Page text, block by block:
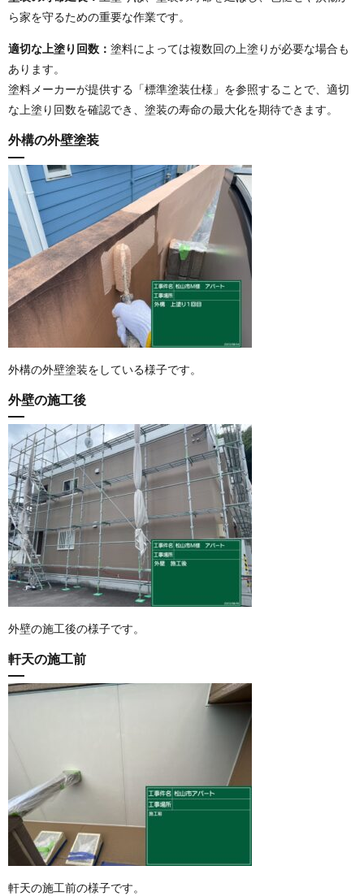
ら家を守るための重要な作業です。
適切な上塗り回数： 塗料によっては複数回の上塗りが必要な場合も
あります。
塗料メーカーが提供する「標準塗装仕様」を参照することで、適切
な上塗り回数を確認でき、塗装の寿命の最大化を期待できます。
外構の外壁塗装
外構の外壁塗装をしている様子です。
外壁の施工後
外壁の施工後の様子です。
軒天の施工前
軒天の施工前の様子です。